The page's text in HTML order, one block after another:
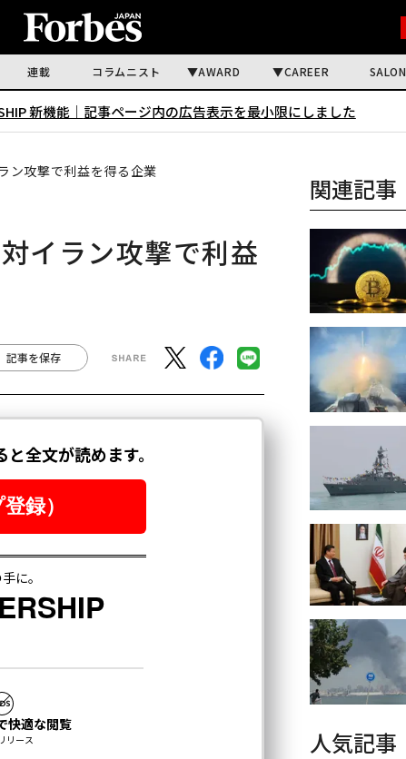
連載 コラムニスト AWARD CAREER SALON
新機能｜ 記事ページ内の広告表示を最小限にしました
攻撃で利益を得る企業
イラン攻撃で利益
記事を保存
関連記事
人気記事